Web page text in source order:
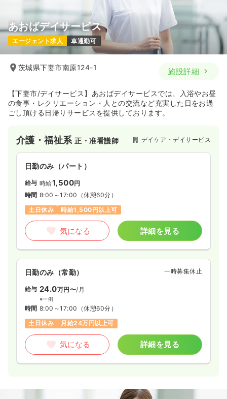
あおばデイサービス
エージェント求人 車通勤可
茨城県下妻市南原124-1 施設詳細
【下妻市/デイサービス】あおばデイサービスでは、入浴やお昼
の食事・レクリエーション・人との交流など充実した日をお過
ごし頂ける日帰りサービスを提供しております。
介護・福祉系正・准看護師 デイケア・デイサービス
日勤のみ（パート）
給与 時給1,500円
時間 8:00～17:00 （休憩60分）
土日休み
時給1,500円以上可
気になる 詳細を見る
日勤のみ（常勤） 一時募集休止
給与 24.0万円〜/月
※一例
時間 8:00～17:00 （休憩60分）
土日休み
月給24万円以上可
気になる 詳細を見る